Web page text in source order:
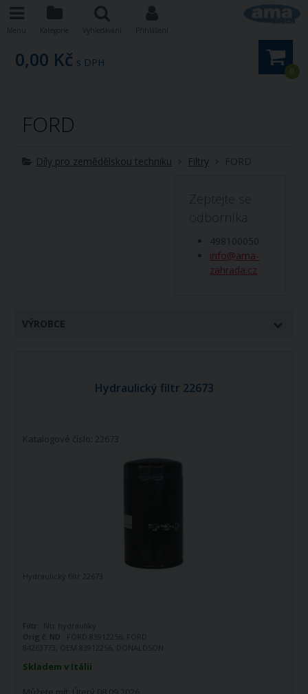
0
0,00 Kč s DPH
FORD
Díly pro zemědělskou techniku Filtry FORD
Zeptejte se
odborníka
498100050
info@ama-
zahrada.cz
VÝROBCE
Hydraulický filtr 22673
Katalogové číslo: 22673
Skladem v Itálii
Hydraulický filtr 22673
Filtr: filtr hydrauliky
Orig.č. ND: FORD 83912256, FORD
84263773, OEM 83912256, DONALDSON
Poznámka: Nejedná se o originální
Menu Kategorie Vyhledávání Přihlášení